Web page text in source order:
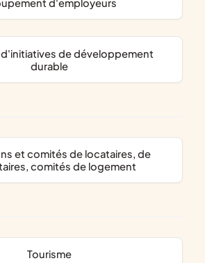
d'employeurs
durable
comités de logement
Tourisme